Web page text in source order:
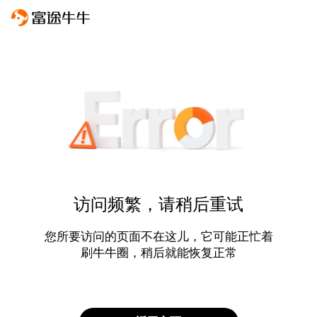
访问频繁，请稍后重试
您所要访问的页面不在这儿，它可能正忙着
刷牛牛圈，稍后就能恢复正常